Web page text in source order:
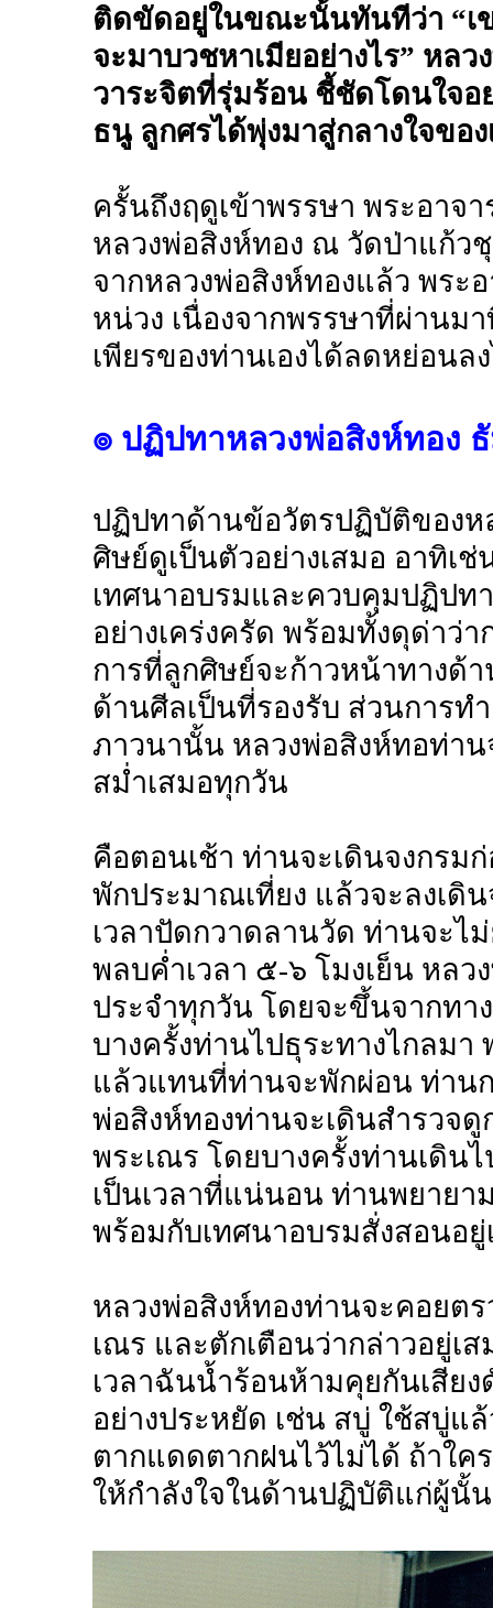
ติดขัดอยู่ในขณะนั้นทันทีว่า “เ
จะมาบวชหาเมียอย่างไร” หล
วาระจิตที่รุ่มร้อน ชี้ชัดโดนใจอ
ธนู ลูกศรได้พุ่งมาสู่กลางใจขอ
ครั้นถึงฤดูเข้าพรรษา พระอาจ
หลวงพ่อสิงห์ทอง ณ วัดป่าแก้ว
จากหลวงพ่อสิงห์ทองแล้ว พระ
หน่วง เนื่องจากพรรษาที่ผ่านม
เพียรของท่านเองได้ลดหย่อนล
๏ ปฏิปทาหลวงพ่อสิงห์ทอง
ปฏิปทาด้านข้อวัตรปฏิบัติของ
ศิษย์ดูเป็นตัวอย่างเสมอ อาทิเ
เทศนาอบรมและควบคุมปฏิปท
อย่างเคร่งครัด พร้อมทั้งดุด่าว่
การที่ลูกศิษย์จะก้าวหน้าทางด้
ด้านศีลเป็นที่รองรับ ส่วนการท
ภาวนานั้น หลวงพ่อสิงห์ทอท่า
สม่ำเสมอทุกวัน
คือตอนเช้า ท่านจะเดินจงกร
พักประมาณเที่ยง แล้วจะลงเดิ
เวลาปัดกวาดลานวัด ท่านจะไ
พลบค่ำเวลา ๕-๖ โมงเย็น หลว
ประจำทุกวัน โดยจะขึ้นจากท
บางครั้งท่านไปธุระทางไกลมา
แล้วแทนที่ท่านจะพักผ่อน ท่าน
พ่อสิงห์ทองท่านจะเดินสำรวจ
พระเณร โดยบางครั้งท่านเดิน
เป็นเวลาที่แน่นอน ท่านพยายา
พร้อมกับเทศนาอบรมสั่งสอนอยู่
หลวงพ่อสิงห์ทองท่านจะคอยต
เณร และตักเตือนว่ากล่าวอยู่เ
เวลาฉันน้ำร้อนห้ามคุยกันเสียง
อย่างประหยัด เช่น สบู่ ใช้สบู่แล้
ตากแดดตากฝนไว้ไม่ได้ ถ้าใค
ให้กำลังใจในด้านปฏิบัติแก่ผู้นั้น